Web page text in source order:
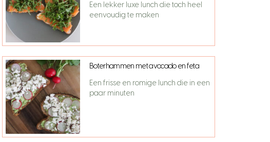
Een lekker luxe lunch die toch heel
eenvoudig te maken
Boterhammen met avocado en feta
Een frisse en romige lunch die in een
paar minuten